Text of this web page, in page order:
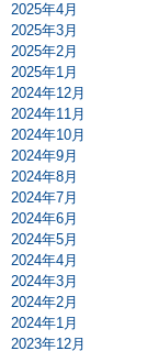
2025年4月
2025年3月
2025年2月
2025年1月
2024年12月
2024年11月
2024年10月
2024年9月
2024年8月
2024年7月
2024年6月
2024年5月
2024年4月
2024年3月
2024年2月
2024年1月
2023年12月